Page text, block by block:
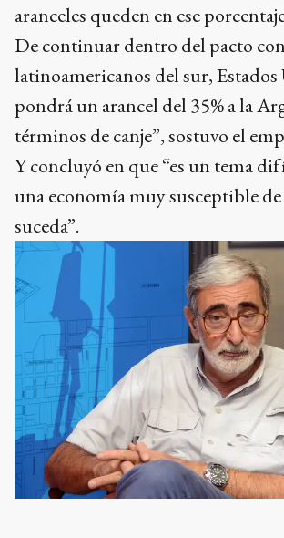
aranceles queden en ese
De continuar dentro del pacto
latinoamericanos del sur,
pondrá un arancel del 35% a la
términos de canje”, sostuvo el
Y concluyó en que “es un tema
una economía muy susceptible
suceda”.